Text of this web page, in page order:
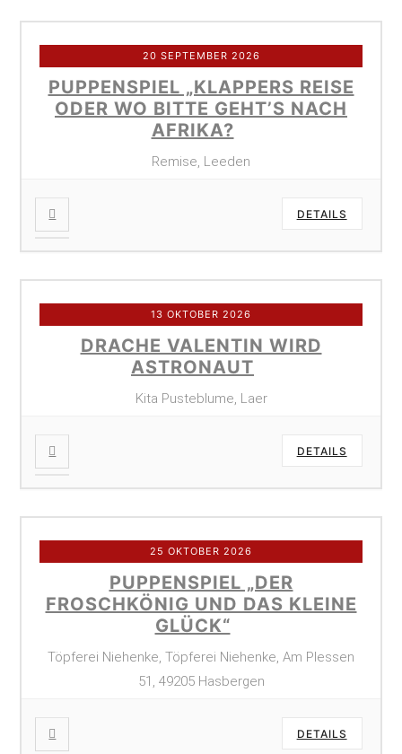
20 SEPTEMBER 2026
PUPPENSPIEL „KLAPPERS REISE
ODER WO BITTE GEHT’S NACH
AFRIKA?
Remise, Leeden
DETAILS
13 OKTOBER 2026
DRACHE VALENTIN WIRD
ASTRONAUT
Kita Pusteblume, Laer
DETAILS
25 OKTOBER 2026
PUPPENSPIEL „DER
FROSCHKÖNIG UND DAS KLEINE
GLÜCK“
Töpferei Niehenke, Töpferei Niehenke, Am Plessen
51, 49205 Hasbergen
DETAILS